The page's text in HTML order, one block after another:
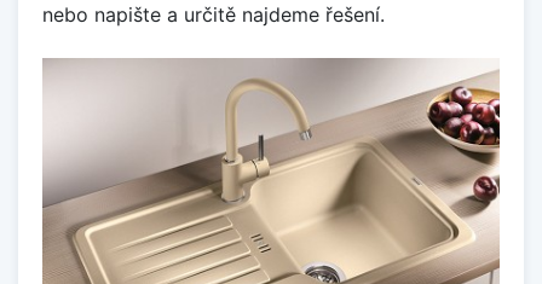
nebo napište a určitě najdeme řešení.